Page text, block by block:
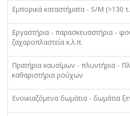
Εμπορικά καταστήματα - S/M (>130
Εργαστήρια - παρασκευαστήρια -
ζαχαροπλαστεία κ.λ.π.
Πρατήρια καυσίμων - πλυντήρια -
καθαριστήρια ρούχων
Ενοικιαζόμενα δωμάτια - δωμάτια